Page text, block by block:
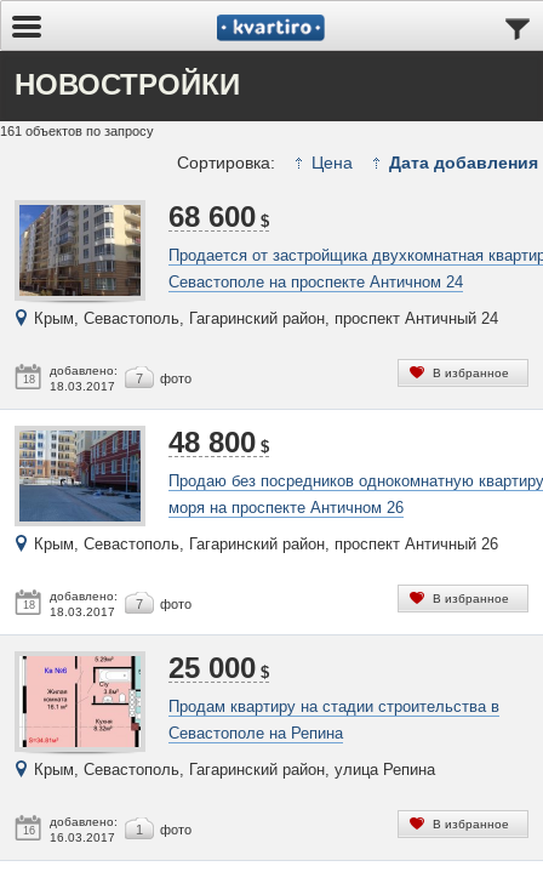
НОВОСТРОЙКИ
161 объектов по запросу
Сортировка: Цена Дата добавления
18
добавлено:
18.03.2017
7 фото
68 600 $
Продается от застройщика двухкомнатная
Севастополе на проспекте Античном 24
Крым, Севастополь, Гагаринский район, проспект Античный 24
В избранное
18
добавлено:
18.03.2017
7 фото
48 800 $
Продаю без посредников однокомнатную
моря на проспекте Античном 26
Крым, Севастополь, Гагаринский район, проспект Античный 26
В избранное
16
добавлено:
16.03.2017
1 фото
25 000 $
Продам квартиру на стадии строительства в
Севастополе на Репина
Крым, Севастополь, Гагаринский район, улица Репина
В избранное